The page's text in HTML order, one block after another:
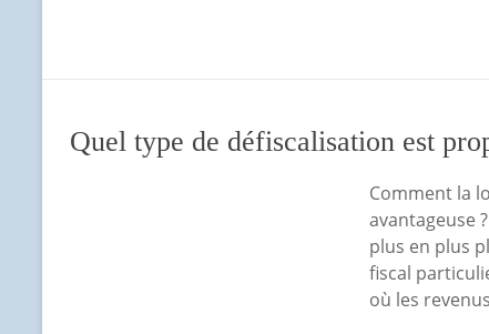
Quel type de défiscalisation est
Comment la
avantageuse
plus en plus
fiscal
où les